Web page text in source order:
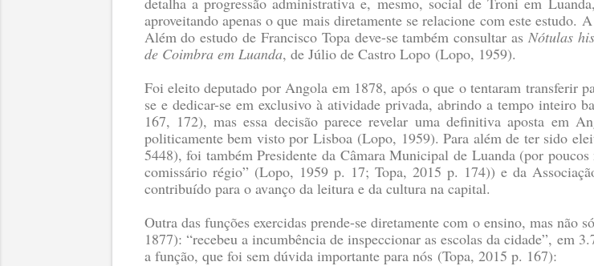
aproveitando apenas o que mais diretamente se relacione com este
Além do estudo de Francisco Topa deve-se também consultar as Nótulas
de Coimbra em Luanda, de Júlio de Castro Lopo (Lopo, 1959).
Foi eleito deputado por Angola em 1878, após o que o tentaram transferir
se e dedicar-se em exclusivo à atividade privada, abrindo a tempo inteiro
167, 172), mas essa decisão parece revelar uma definitiva aposta em
politicamente bem visto por Lisboa (Lopo, 1959). Para além de ter sido
5448), foi também Presidente da Câmara Municipal de Luanda (por
comissário régio” (Lopo, 1959 p. 17; Topa, 2015 p. 174)) e da
contribuído para o avanço da leitura e da cultura na capital.
Outra das funções exercidas prende-se diretamente com o ensino, mas
1877): “recebeu a incumbência de inspeccionar as escolas da cidade”, em
a função, que foi sem dúvida importante para nós (Topa, 2015 p. 167):